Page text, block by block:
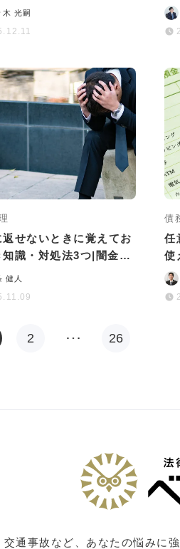
安いことも
木 光嗣
ら
返せないときに覚えてお
知識・対処法3つ|闇金に
丈夫は嘘！
健人
債
任
使
作
2 … 26
通事故など、あなたの悩みに